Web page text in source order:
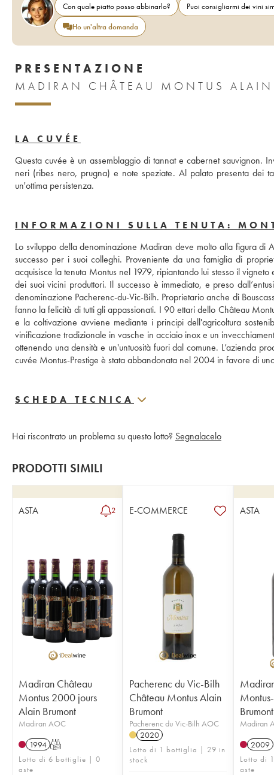
Con quale piatto posso abbinarlo? Puoi consigliarmi dei vini
Ho un'altra domanda
PRESENTAZIONE
MADIRAN CHÂTEAU MONTUS
LA CUVÉE
Questa cuvée è un assemblaggio di tannat e cabernet sauvignon.
neri (ribes nero, prugna) e note speziate. Al palato presenta dei
un'ottima persistenza.
INFORMAZIONI SULLA TENUTA:
Lo sviluppo della denominazione Madiran deve molto alla figura di
successo per i suoi colleghi. Proveniente da una famiglia di
acquisisce la tenuta Montus nel 1979, ripiantando lui stesso il
dei suoi vicini produttori. Il successo è immediato, e preso
denominazione Pacherenc-du-Vic-Bilh. Proprietario anche di
fanno la felicità di tutti gli appassionati. I 90 ettari dello Château
e la coltivazione avviene mediante i principi dell'agricoltura
vinificazione tradizionale in vasche in acciaio inox e un
ottenendo una densità e un'untuosità fuori dal comune. L’azienda
cuvée Montus-Prestige è stata abbandonata nel 2004 in favore di
SCHEDA TECNICA
Hai riscontrato un problema su questo lotto? Segnalacelo
PRODOTTI SIMILI
ASTA 2
Madiran Château
Montus 2000 jours
Alain Brumont
Madiran AOC
1994 T
Lotto di 6 bottiglie | 0
aste
E-COMMERCE
Pacherenc du Vic-Bilh
Château Montus Alain
Brumont
Pacherenc du Vic-Bilh AOC
2020
Lotto di 1 bottiglia | 29 in
stock
ASTA
Brumont
Madiran
2009
Lotto di
aste